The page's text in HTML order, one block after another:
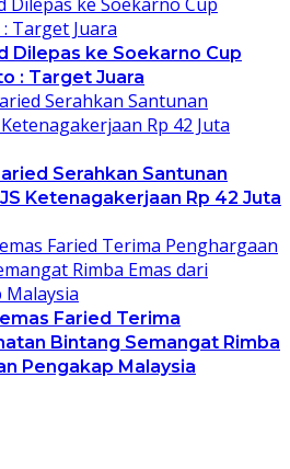
Dilepas ke Soekarno Cup
: Target Juara
Serahkan Santunan
Ketenagakerjaan Rp 42 Juta
Faried Terima
Bintang Semangat Rimba
Pengakap Malaysia